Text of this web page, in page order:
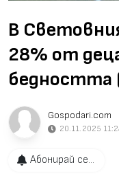
В
28% от
бедността
Gospodari.com
20.11.2025
Абонирай се...